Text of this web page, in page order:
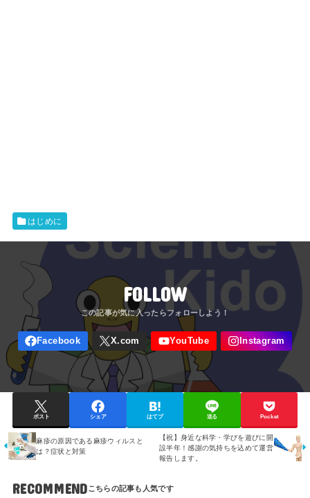
はじめに
FOLLOW
ポスト シェア はてブ 送る Pocket
麻疹の原因である麻疹ウィルスと
は？症状と対策
【祝】身近な科学・学びを遊びに開
設半年！感謝の気持ちを込めて運営
報告します。
RECOMMEND